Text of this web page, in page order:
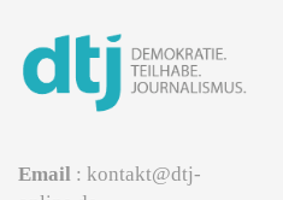
Email : kontakt@dtj-